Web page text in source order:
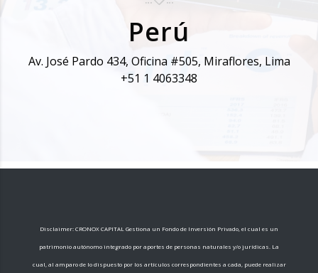
Perú
Av. José Pardo 434, Oficina #505, Miraflores, Lima
+51 1 4063348
Disclaimer: CRONOX CAPITAL Gestiona un Fondo de Inversión Privado, el cual es un
patrimonio autónomo integrado por aportes de personas naturales y/o jurídicas. La
cual, al amparo de lo dispuesto por los artículos correspondientes a cada, puede realizar